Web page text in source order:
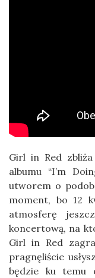
Girl in Red
albumu “I’m
utworem o
moment, bo 12
atmosferę
koncertową, na
Girl in Red
pragnęliście
będzie ku temu